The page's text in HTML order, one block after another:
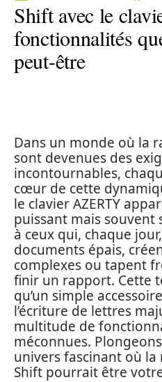
Shift avec le
fonctionnalités
peut-être
Dans un monde où la
sont devenues des
incontournables,
cœur de cette
le clavier AZERTY
puissant mais souvent
à ceux qui, chaque
documents épais,
complexes ou tapent
finir un rapport. Cette
qu’un simple
l’écriture de lettres
multitude de
méconnues.
univers fascinant où
Shift pourrait être